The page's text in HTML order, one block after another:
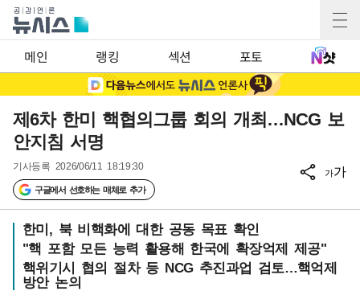
메인 랭킹 섹션 포토
제6차 한미 핵협의그룹 회의 개최…NCG 보
안지침 서명
기사등록 2026/06/11 18:19:30
구글에서 선호하는 매체로 추가
가가
한미, 북 비핵화에 대한 공동 목표 확인
"핵 포함 모든 능력 활용해 한국에 확장억제 제공"
핵위기시 협의 절차 등 NCG 추진과업 검토…핵억제
방안 논의